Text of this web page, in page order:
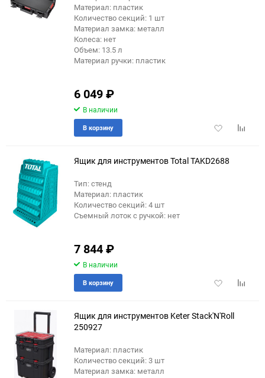
Материал: пластик
Количество секций: 1 шт
Материал замка: металл
Колеса: нет
Объем: 13.5 л
Материал ручки: пластик
6 049₽
В наличии
Добавить
В корзину
Ящик для инструментов Total TAKD2688
Тип: стенд
Материал: пластик
Количество секций: 4 шт
Съемный лоток с ручкой: нет
7 844₽
В наличии
Добавить
В корзину
Ящик для инструментов Keter Stack'N'Roll
250927
Материал: пластик
Количество секций: 3 шт
Материал замка: металл